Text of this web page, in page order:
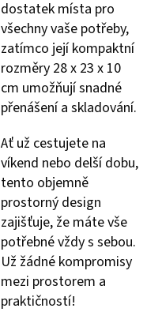
dostatek místa pro
všechny vaše potřeby,
zatímco její kompaktní
rozměry 28 x 23 x 10
cm umožňují snadné
přenášení a skladování.
Ať už cestujete na
víkend nebo delší dobu,
tento objemně
prostorný design
zajišťuje, že máte vše
potřebné vždy s sebou.
Už žádné kompromisy
mezi prostorem a
praktičností!